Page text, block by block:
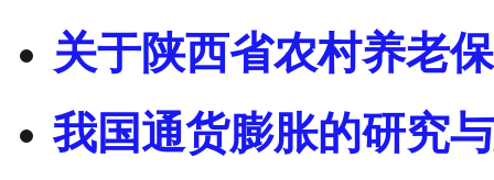
关于陕西省农村养老
我国通货膨胀的研究